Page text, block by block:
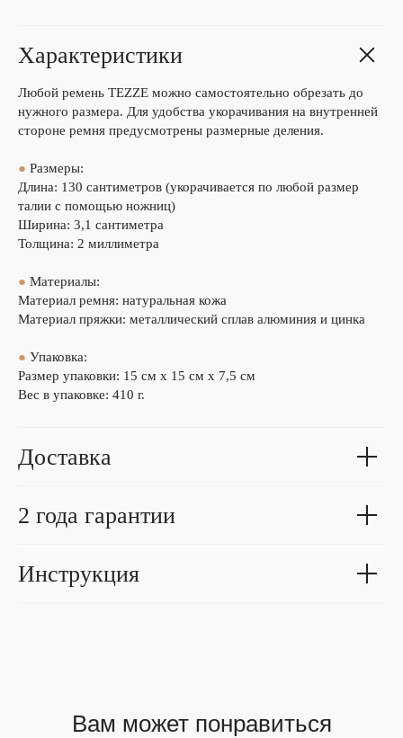
Характеристики
Любой ремень TEZZE можно самостоятельно обрезать до
нужного размера. Для удобства укорачивания на внутренней
стороне ремня предусмотрены размерные деления.
● Размеры:
Длина: 130 сантиметров (укорачивается по любой размер
талии с помощью ножниц)
Ширина: 3,1 сантиметра
Толщина: 2 миллиметра
● Материалы:
Материал ремня: натуральная кожа
Материал пряжки: металлический сплав алюминия и цинка
● Упаковка:
Размер упаковки: 15 см х 15 см х 7,5 см
Вес в упаковке: 410 г.
Доставка
2 года гарантии
Инструкция
Вам может понравиться